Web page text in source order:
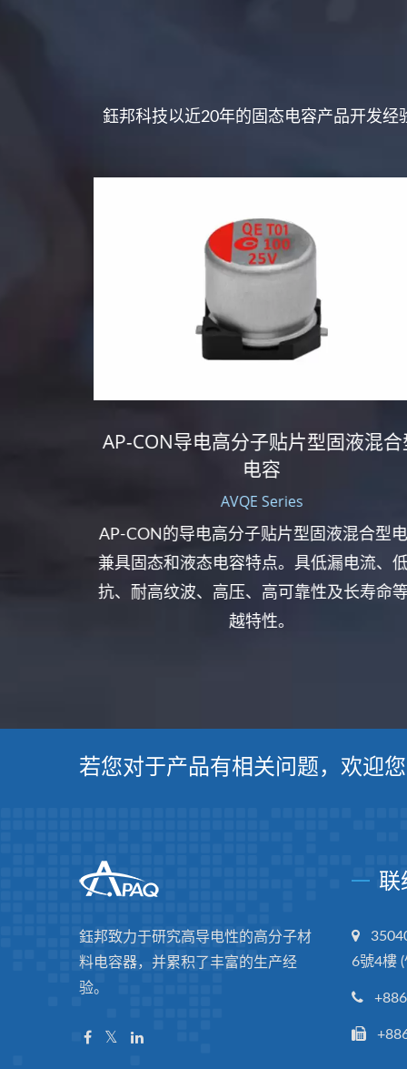
鈺邦科技以近20年的固态电容产品开发
AP-CON导电高分子贴片型固液混合型
电容
AVQE Series
AP-CON的导电高分子贴片型固液混合型电
兼具固态和液态电容特点。具低漏电流、低
抗、耐高纹波、高压、高可靠性及长寿命等
越特性。
若您对于产品有相关问题，欢迎
鈺邦致力于研究高导电性的高分子材
料电容器，并累积了丰富的生产经
验。
联
6號4樓